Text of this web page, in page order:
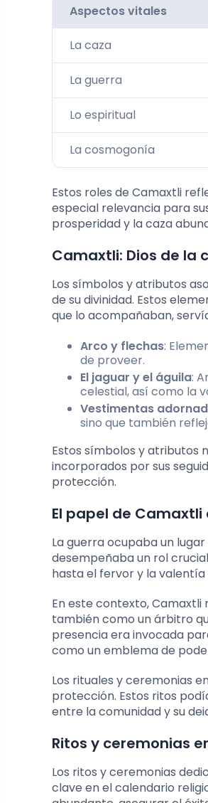
Aspectos vitales
La caza
La guerra
Lo espiritual
La cosmogonía
Estos roles de Camaxtli
especial relevancia para
prosperidad y la caza
Camaxtli: Dios de la
Los símbolos y atributos
de su divinidad. Estos
que lo acompañaban,
Arco y flechas:
de proveer.
El jaguar y el águila:
celestial, así como la
Vestimentas
sino que también
Estos símbolos y atributos
incorporados por sus
protección.
El papel de
La guerra ocupaba un
desempeñaba un rol
hasta el fervor y la
En este contexto, Camaxtli
también como un árbitro
presencia era invocada
como un emblema de
Los rituales y ceremonias
protección. Estos ritos
entre la comunidad y su
Ritos y ceremonias
Los ritos y ceremonias
clave en el calendario